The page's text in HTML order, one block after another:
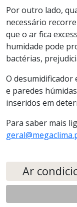
Por outro lado,
necessário
que o ar fica
humidade pode
bactérias,
O
e paredes
inseridos em
Para saber mais
Ar